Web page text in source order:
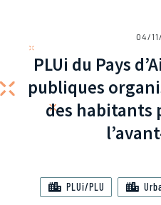
04/
PLUi du Pays
publiques
des habitants
PLUi/PLU